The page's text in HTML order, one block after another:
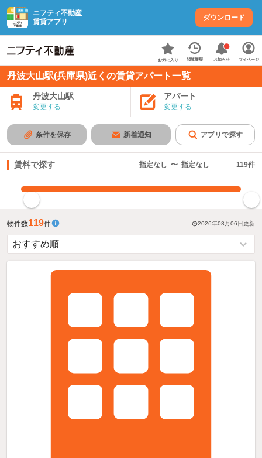
ニフティ不動産
賃貸アプリ
ダウンロード
お気に入り 閲覧履歴 お知らせ マイページ
丹波大山駅(兵庫県)近くの賃貸アパート一覧
丹波大山駅
変更する
アパート
変更する
条件を保存 新着通知 アプリで探す
賃料で探す 指定なし 〜 指定なし 119件
物件数119件 2026年08月06日更新